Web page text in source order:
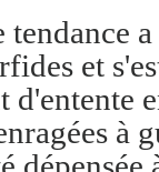
tendance
et
d'entente
à